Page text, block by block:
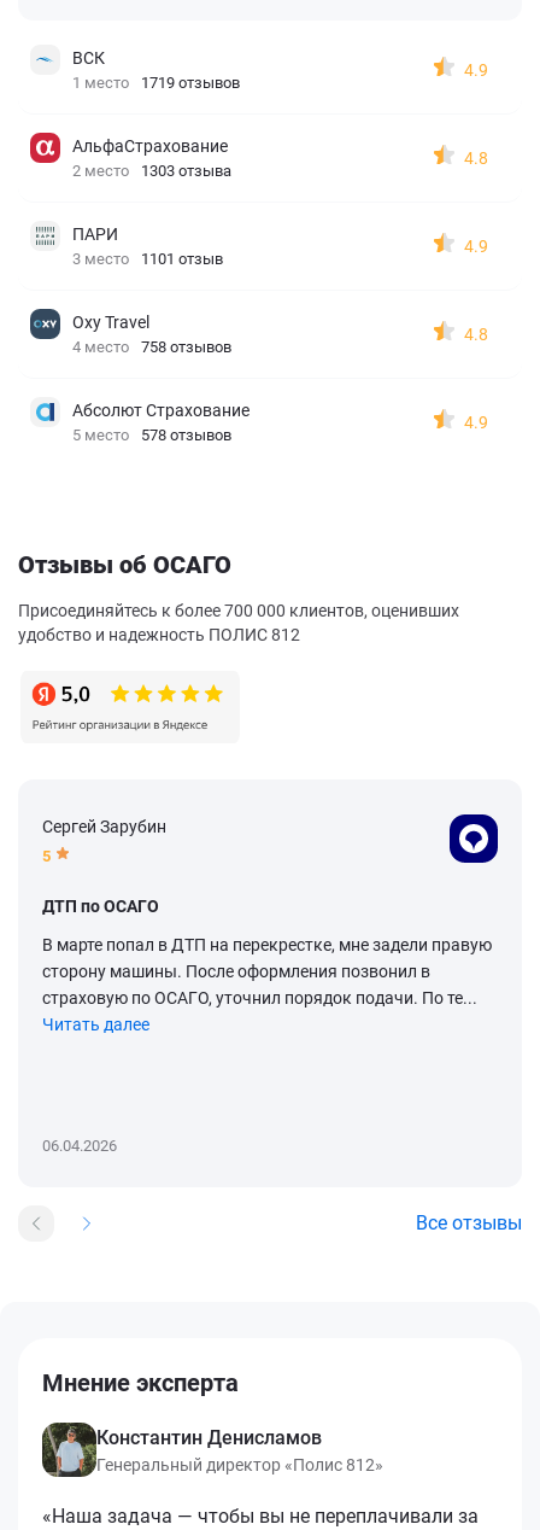
ВСК
1 место 1719 отзывов
4.9
АльфаСтрахование
2 место 1303 отзыва
4.8
ПАРИ
3 место 1101 отзыв
4.9
Oxy Travel
4 место 758 отзывов
4.8
Абсолют Страхование
5 место 578 отзывов
4.9
Отзывы об ОСАГО
Присоединяйтесь к более 700 000 клиентов, оценивших
удобство и надежность ПОЛИС 812
Сергей Зарубин
5
ДТП по ОСАГО
В марте попал в ДТП на перекрестке, мне задели правую
сторону машины. После оформления позвонил в
страховую по ОСАГО, уточнил порядок подачи. По те...
Читать далее
06.04.2026
Все отзывы
Мнение эксперта
Константин Денисламов
Генеральный директор «Полис 812»
«Наша задача — чтобы вы не переплачивали за